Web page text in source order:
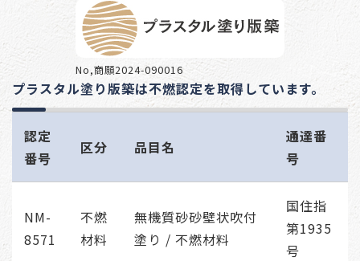
No,商願2024-090016
プラスタル塗り版築は不燃認定を取得しています。
認定
番号
区分 品目名
通達番
号
NM-
8571
不燃
材料
無機質砂砂壁状吹付
塗り / 不燃材料
国住指
第1935
号